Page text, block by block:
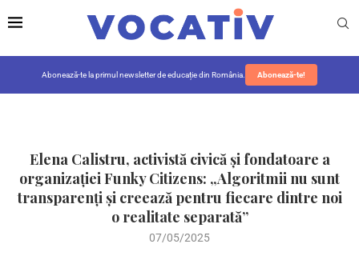
Abonează-te la primul newsletter de educație din România. Abonează-te!
Elena Calistru, activistă civică și fondatoare a
organizației Funky Citizens: „Algoritmii nu sunt
transparenți și creează pentru fiecare dintre noi
o realitate separată”
07/05/2025